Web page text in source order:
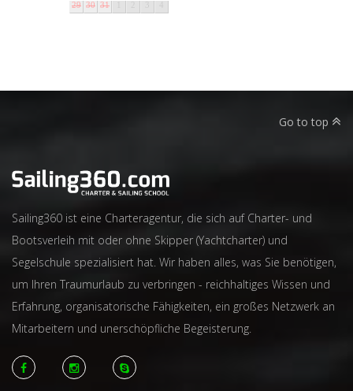
29 30 31
Go to top
Sailing360 ist eine Charteragentur, die sich auf Charter- und
Bootsverleih mit oder ohne Skipper (Yachtcharter) und
Segelschule spezialisiert hat. Wir haben alles, was Sie benötigen,
um Ihren Traumurlaub zu verbringen - reichhaltiges Wissen und
Erfahrung, organisatorische Fähigkeiten, ein großes Netzwerk an
Mitarbeitern und unerschöpfliche Begeisterung.